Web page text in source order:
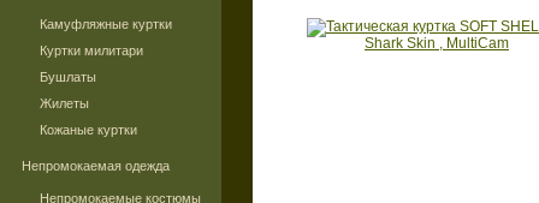
Камуфляжные куртки
Куртки милитари
Бушлаты
Жилеты
Кожаные куртки
Непромокаемая одежда
Непромокаемые костюмы